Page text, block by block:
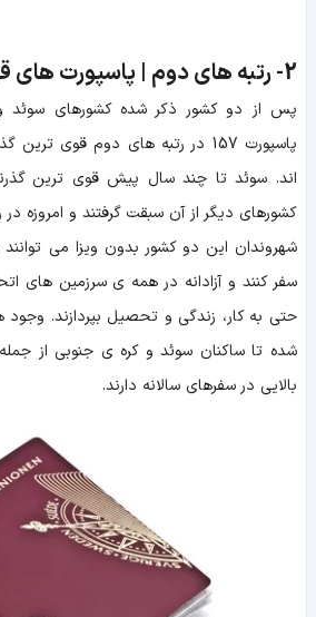
2- رتبه های دوم | پاسپورت های
پس از دو کشور ذکر شده کشورهای سوئد و
پاسپورت 157 در رتبه های دوم قوی
اند. سوئد تا چند سال پیش قوی ترین
کشورهای دیگر از آن سبقت گرفتند و امروزه در
سفر کنند و آزادانه در همه ی سرزمین های
حتی به کار، زندگی و تحصیل بپردازند.
شده تا ساکنان سوئد و کره ی جنوبی از
بالایی در سفرهای سالانه دارند.